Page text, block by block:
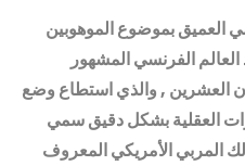
العميق بموضوع الموهوبين
الفرنسي المشهور
العشرين , والذي استطاع وضع
العقلية بشكل دقيق سمي
المربي الأمريكي المعروف